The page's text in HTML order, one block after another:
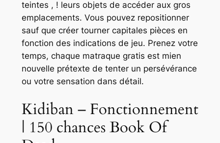
teintes , ! leurs objets de accéder aux gros
emplacements. Vous pouvez repositionner
sauf que créer tourner capitales pièces en
fonction des indications de jeu. Prenez votre
temps, chaque matraque gratis est mien
nouvelle prétexte de tenter un persévérance
ou votre sensation dans détail.
Kidiban – Fonctionnement
| 150 chances Book Of